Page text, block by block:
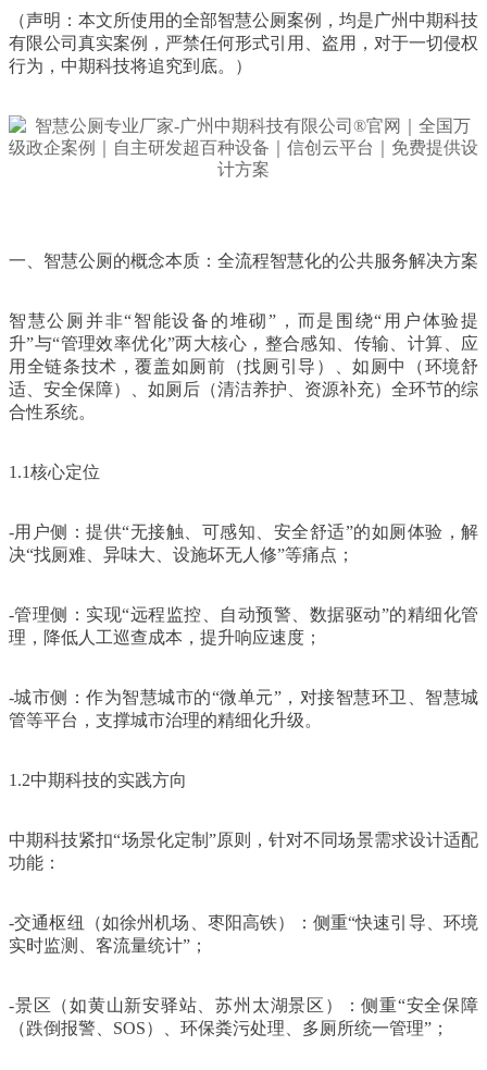
（声明：本文所使用的全部智慧公厕案例，均是广州中期科技
有限公司真实案例，严禁任何形式引用、盗用，对于一切侵权
行为，中期科技将追究到底。）
一、智慧公厕的概念本质：全流程智慧化的公共服务解决方案
智慧公厕并非“智能设备的堆砌”，而是围绕“用户体验提
升”与“管理效率优化”两大核心，整合感知、传输、计算、应
用全链条技术，覆盖如厕前（找厕引导）、如厕中（环境舒
适、安全保障）、如厕后（清洁养护、资源补充）全环节的综
合性系统。
1.1核心定位
-用户侧：提供“无接触、可感知、安全舒适”的如厕体验，解
决“找厕难、异味大、设施坏无人修”等痛点；
-管理侧：实现“远程监控、自动预警、数据驱动”的精细化管
理，降低人工巡查成本，提升响应速度；
-城市侧：作为智慧城市的“微单元”，对接智慧环卫、智慧城
管等平台，支撑城市治理的精细化升级。
1.2中期科技的实践方向
中期科技紧扣“场景化定制”原则，针对不同场景需求设计适配
功能：
-交通枢纽（如徐州机场、枣阳高铁）：侧重“快速引导、环境
实时监测、客流量统计”；
-景区（如黄山新安驿站、苏州太湖景区）：侧重“安全保障
（跌倒报警、SOS）、环保粪污处理、多厕所统一管理”；